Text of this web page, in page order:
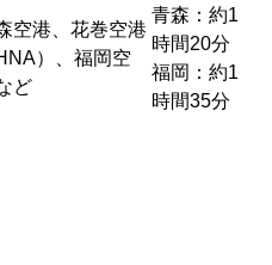
空港、花巻空港
）、福岡空
ど
青森：約1
時間20分
福岡：約1
時間35分